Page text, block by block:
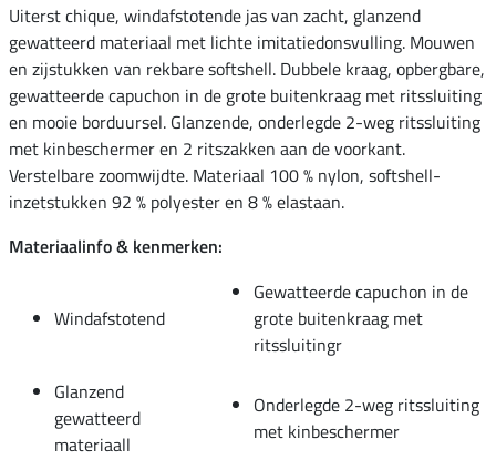
Uiterst chique, windafstotende jas van zacht, glanzend
gewatteerd materiaal met lichte imitatiedonsvulling. Mouwen
en zijstukken van rekbare softshell. Dubbele kraag, opbergbare,
gewatteerde capuchon in de grote buitenkraag met ritssluiting
en mooie borduursel. Glanzende, onderlegde 2-weg ritssluiting
met kinbeschermer en 2 ritszakken aan de voorkant.
Verstelbare zoomwijdte. Materiaal 100 % nylon, softshell-
inzetstukken 92 % polyester en 8 % elastaan.
Materiaalinfo & kenmerken:
Windafstotend
Gewatteerde capuchon in de
grote buitenkraag met
ritssluitingr
Glanzend
gewatteerd
materiaall
Onderlegde 2-weg ritssluiting
met kinbeschermer